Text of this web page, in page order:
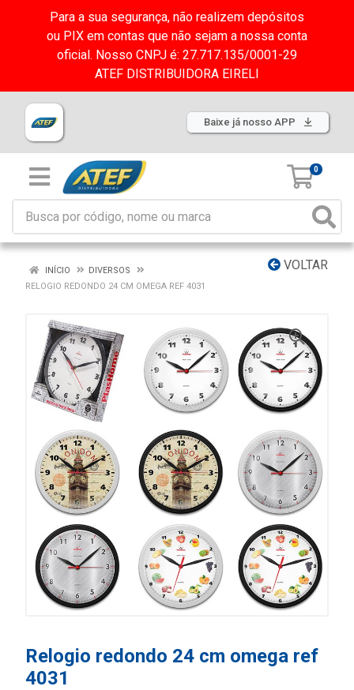
Para a sua segurança, não realizem depósitos
ou PIX em contas que não sejam a nossa conta
oficial. Nosso CNPJ é: 27.717.135/0001-29
ATEF DISTRIBUIDORA EIRELI
Baixe já nosso APP
0
VOLTAR
INÍCIO
DIVERSOS
RELOGIO REDONDO 24 CM OMEGA REF 4031
Relogio redondo 24 cm omega ref
4031